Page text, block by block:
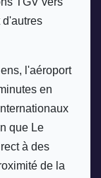
d'autres
l'aéroport
en
que Le
à des
de la